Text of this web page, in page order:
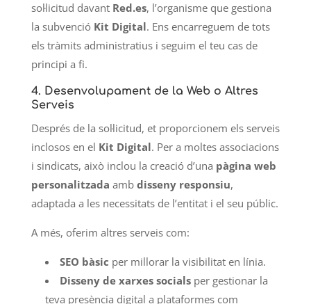
sol·licitud davant Red.es, l’organisme que gestiona
la subvenció Kit Digital. Ens encarreguem de tots
els tràmits administratius i seguim el teu cas de
principi a fi.
4. Desenvolupament de la Web o Altres
Serveis
Després de la sol·licitud, et proporcionem els serveis
inclosos en el Kit Digital. Per a moltes associacions
i sindicats, això inclou la creació d’una pàgina web
personalitzada amb disseny responsiu,
adaptada a les necessitats de l’entitat i el seu públic.
A més, oferim altres serveis com:
SEO bàsic per millorar la visibilitat en línia.
Disseny de xarxes socialsper gestionar la
teva presència digital a plataformes com